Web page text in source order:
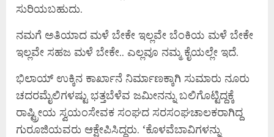
ಸುರಿಯಬಹುದು.
ನಮಗೆ ಅತಿಯಾದ ಮಳೆ ಬೇಕೇ ಇಲ್ಲವೇ ಬೆಂಕಿಯ ಮಳೆ ಬೇಕೇ
ಇಲ್ಲವೇ ಸಹಜ ಮಳೆ ಬೇಕೇ.. ಎಲ್ಲವೂ ನಮ್ಮ ಕೈಯಲ್ಲೇ ಇದೆ.
ಭಿಲಾಯ್ ಉಕ್ಕಿನ ಕಾರ್ಖಾನೆ ನಿರ್ಮಾಣಕ್ಕಾಗಿ ಸುಮಾರು ನೂರು
ಚದರಮೈಲಿಗಳಷ್ಟು ಭತ್ತಬೆಳೆವ ಜಮೀನನ್ನು ಬಲಿಗೊಟ್ಟಿದ್ದಕ್ಕೆ
ರಾಷ್ಟ್ರೀಯ ಸ್ವಯಂಸೇವಕ ಸಂಘದ ಸರಸಂಘಚಾಲಕರಾಗಿದ್ದ
ಗುರೂಜಿಯವರು ಆಕ್ಷೇಪಿಸಿದ್ದರು. ‘ಕೊಳವೆಬಾವಿಗಳನ್ನು